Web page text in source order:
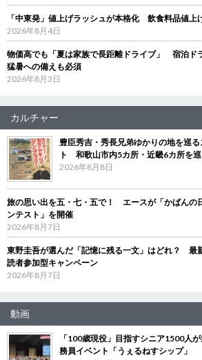
「中東発」値上げラッシュが本格化 飲食料品値上
2026年8月4日
物価高でも「夏は家族で長距離ドライブ」 宿泊ド
猛暑への備えも必須
2026年8月3日
カルチャー
豊臣秀吉・秀長兄弟ゆかりの地を巡
ト 和歌山市内5カ所・近畿6カ所を
2026年8月8日
旅の思い出を五・七・五で！ エースが「かばんの
ンテスト」を開催
2026年8月7日
東野圭吾が選んだ「記憶に残る一文」はどれ？ 最
読者参加型キャンペーン
2026年8月7日
動画
「100歳現役」目指すシニア1500人
務員イベント「うぇるねすシップ」